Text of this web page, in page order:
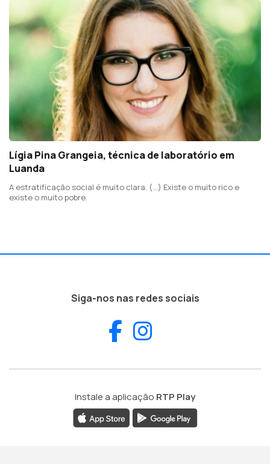
Lígia Pina Grangeia, técnica de laboratório em
Luanda
A estratificação social é muito clara. (...) Existe o muito rico e
existe o muito pobre.
Siga-nos nas redes sociais
Facebook
Instale a aplicação RTP Play